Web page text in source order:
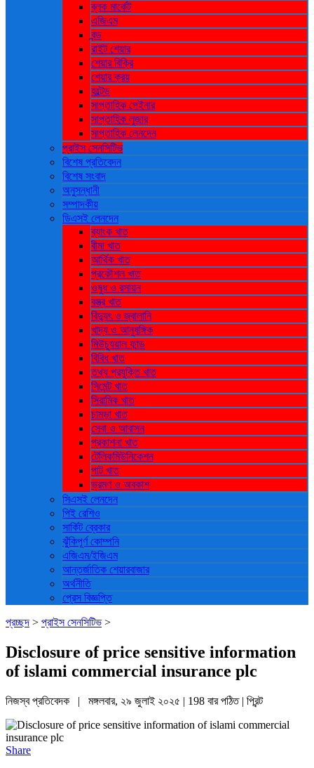
ব্লক মার্কেট
এজিএম
বন্ড
রাইট শেয়ার
শেয়ার বিক্রি
শেয়ার ক্রয়
হল্টেড
সাপ্তাহিক গেইনার
সাপ্তাহিক লুজার
সাপ্তাহিক লেনদেন
প্রাইস সেনসিটিভ
বিশেষ প্রতিবেদন
বিশেষ সংবাদ
অনুসন্ধানী
সম্পাদকীয়
ডিএসই লেনদেন
ব্যাংক খাত
বীমা খাত
আর্থিক খাত
প্রকৌশল খাত
ওষুধ ও রসায়ন
বস্ত্র খাত
বিদ্যুৎ ও জ্বালানি
খাদ্য ও আনুষঙ্গিক
মিউচ্যুয়াল ফান্ড
বিবিধ খাত
তথ্য প্রযুক্তি খাত
সিমেন্ট খাত
সিরামিক খাত
চামড়া খাত
সেবা ও আবাসন
প্রকাশনা খাত
টেলিকমিউনিকেশন
পাট খাত
ভ্রমণ ও ‍অবকাশ
সিএসই লেনদেন
পিই রেশিও
সার্কিট ব্রেকার
ঝুঁকিপূর্ণ কোম্পনি
এজিএম/ইজিএম
আন্তর্জাতিক শেয়ারবাজার
অর্থনীতি
প্রেস বিজ্ঞপ্তি
প্রচ্ছদ > প্রাইস সেনসিটিভ >
Disclosure of price sensitive information
of islami commercial insurance plc
নিজস্ব প্রতিবেদক | মঙ্গলবার, ২৯ জুলাই ২০২৫ | 198 বার পঠিত | প্রিন্ট
Share